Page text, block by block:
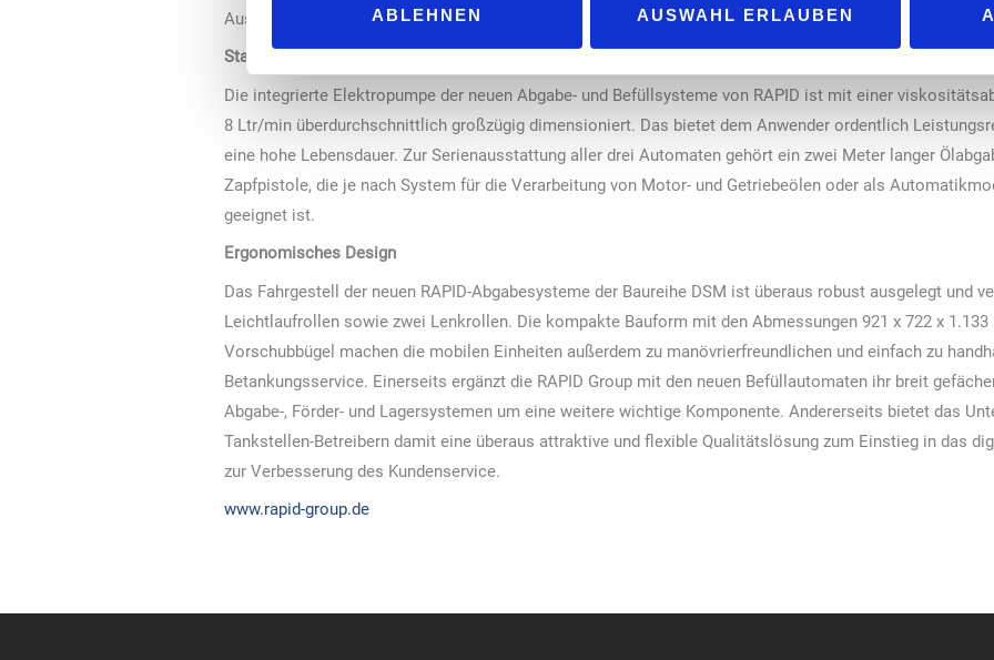
ABLEHNEN AUSWAHL ERLAUBEN
Austausch von Fässern.
Stark dimensionierte Pumpe
Die integrierte Elektropumpe der neuen Abgabe- und Befüllsysteme von RAPID ist mit einer
8 Ltr/min überdurchschnittlich großzügig dimensioniert. Das bietet dem Anwender ordentlich
eine hohe Lebensdauer. Zur Serienausstattung aller drei Automaten gehört ein zwei Meter langer
Zapfpistole, die je nach System für die Verarbeitung von Motor- und Getriebeölen oder als
geeignet ist.
Ergonomisches Design
Das Fahrgestell der neuen RAPID-Abgabesysteme der Baureihe DSM ist überaus robust ausgelegt und
Leichtlaufrollen sowie zwei Lenkrollen. Die kompakte Bauform mit den Abmessungen 921 x 722 x
Vorschubbügel machen die mobilen Einheiten außerdem zu manövrierfreundlichen und einfach zu
Betankungsservice. Einerseits ergänzt die RAPID Group mit den neuen Befüllautomaten ihr breit
Abgabe-, Förder- und Lagersystemen um eine weitere wichtige Komponente. Andererseits bietet das
Tankstellen-Betreibern damit eine überaus attraktive und flexible Qualitätslösung zum Einstieg in das
zur Verbesserung des Kundenservice.
www.rapid-group.de